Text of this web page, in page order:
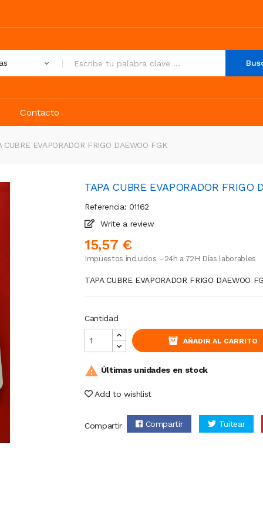
Contacto
CUBRE EVAPORADOR FRIGO DAEWOO FGK
TAPA CUBRE EVAPORADOR FRIGO
Referencia: 01162
Write a review
15,57 €
Impuestos incluidos 24h a 72H Días laborables
TAPA CUBRE EVAPORADOR FRIGO DAEWOO
Cantidad
AÑADIR AL CARRITO
 Últimas unidades en stock
Add to wishlist
Compartir Compartir Tuitear